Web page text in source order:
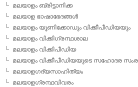
മലയാളം ബ്രിട്ടാനിക്ക
മലയാള ഭാഷാഭേദങ്ങള്‍
മലയാളം യൂണിക്കോഡും വിക്കീപീഡിയയും
മലയാളം വിക്കിഗ്രന്ഥശാല
മലയാളം വിക്കിപീഡിയ
മലയാളം വിക്കീപീഡിയയുടെ സഹോദര
മലയാളഗദ്യസാഹിത്യം
മലയാളഗ്രന്ഥവിവരം